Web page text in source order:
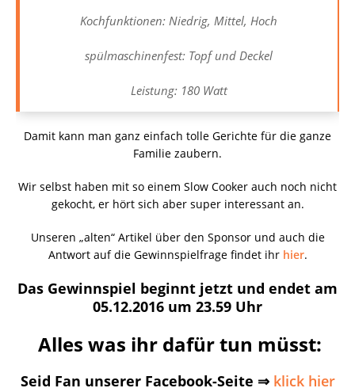
Kochfunktionen: Niedrig, Mittel, Hoch
spülmaschinenfest: Topf und Deckel
Leistung: 180 Watt
Damit kann man ganz einfach tolle Gerichte für die ganze
Familie zaubern.
Wir selbst haben mit so einem Slow Cooker auch noch nicht
gekocht, er hört sich aber super interessant an.
Unseren „alten“ Artikel über den Sponsor und auch die
Antwort auf die Gewinnspielfrage findet ihr hier.
Das Gewinnspiel beginnt jetzt und endet am
05.12.2016 um 23.59 Uhr
Alles was ihr dafür tun müsst:
Seid Fan unserer Facebook-Seite ⇒ klick hier